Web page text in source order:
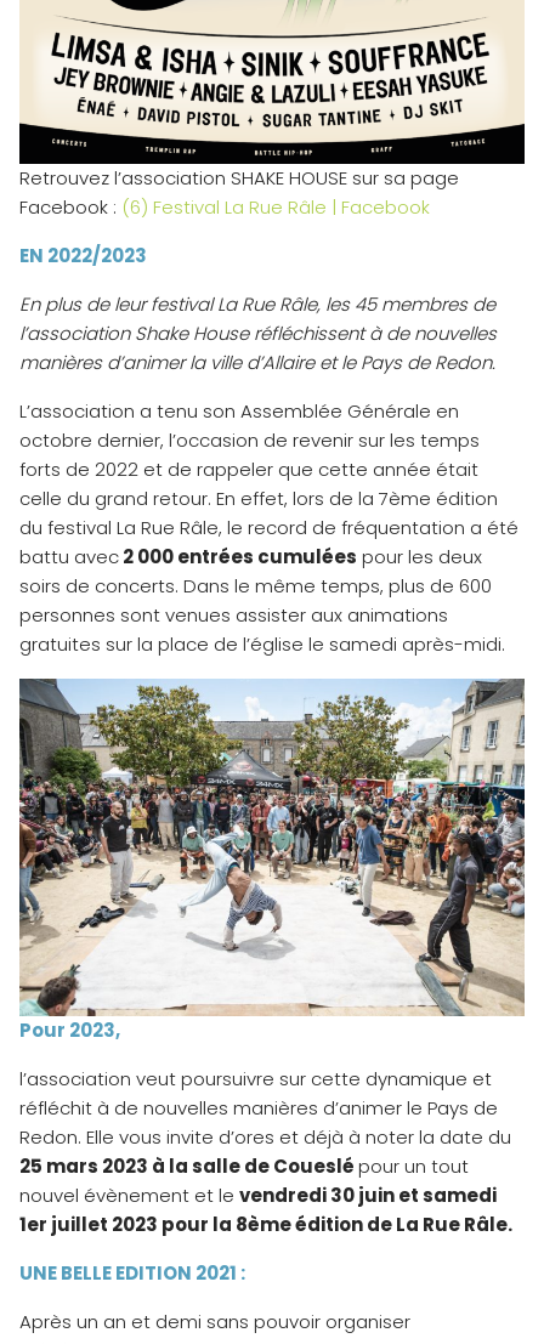
Retrouvez l’association SHAKE HOUSE sur sa page
Facebook : (6) Festival La Rue Râle | Facebook
EN 2022/2023
En plus de leur festival La Rue Râle, les 45 membres de
l’association Shake House réfléchissent à de nouvelles
manières d’animer la ville d’Allaire et le Pays de Redon.
L’association a tenu son Assemblée Générale en
octobre dernier, l’occasion de revenir sur les temps
forts de 2022 et de rappeler que cette année était
celle du grand retour. En effet, lors de la 7ème édition
du festival La Rue Râle, le record de fréquentation a été
battu avec2 000 entrées cumulées pour les deux
soirs de concerts. Dans le même temps, plus de 600
personnes sont venues assister aux animations
gratuites sur la place de l’église le samedi après-midi.
Pour 2023,
l’association veut poursuivre sur cette dynamique et
réfléchit à de nouvelles manières d’animer le Pays de
Redon. Elle vous invite d’ores et déjà à noter la date du
25 mars 2023 à la salle de Coueslépour un tout
nouvel évènement et le vendredi 30 juin et samedi
1er juillet 2023 pour la 8ème édition de La Rue Râle.
UNE BELLE EDITION 2021 :
Après un an et demi sans pouvoir organiser